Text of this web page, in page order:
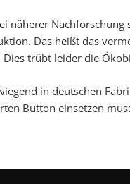
näherer
Das heißt das
trübt leider die
in deutschen
Button einsetzen